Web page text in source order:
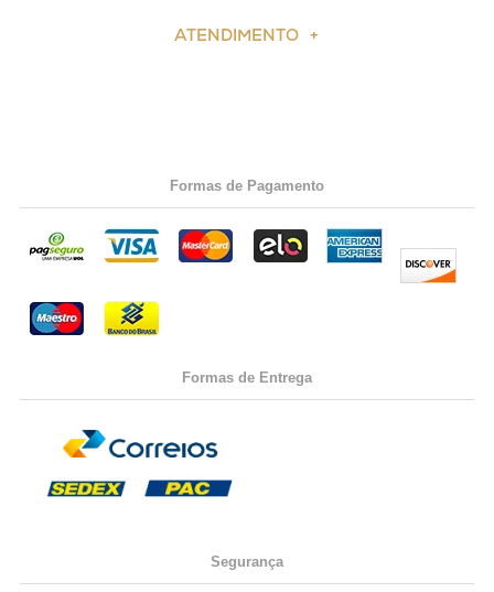
ATENDIMENTO
Formas de Pagamento
Formas de Entrega
Segurança